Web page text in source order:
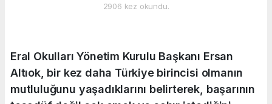
2906 kez okundu.
Eral Okulları Yönetim Kurulu Başkanı Ersan
Altıok, bir kez daha Türkiye birincisi olmanın
mutluluğunu yaşadıklarını belirterek, başarının